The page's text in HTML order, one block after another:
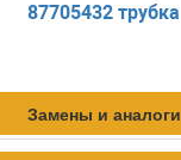
87705432 трубка
Замены и аналоги